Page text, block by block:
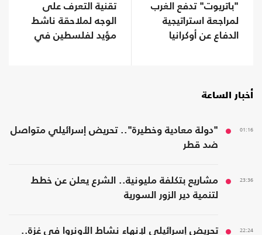
"باتريوت" تدفع الغرب
لمراجعة استراتيجية
الدفاع عن أوكرانيا
تقنية التعرف على
الوجه لملاحقة ناشط
مؤيد لفلسطين في
أخبار الساعة
01:16
"دولة معادية وخطيرة".. تحريض إسرائيلي متواصل
ضد قطر
23:36
مشاريع بتكلفة مليونية.. الشرع يعلن عن خطط
لتنمية دير الزور السورية
22:24
تحريض إسرائيلي لإنهاء نشاط الأونروا في غزة..